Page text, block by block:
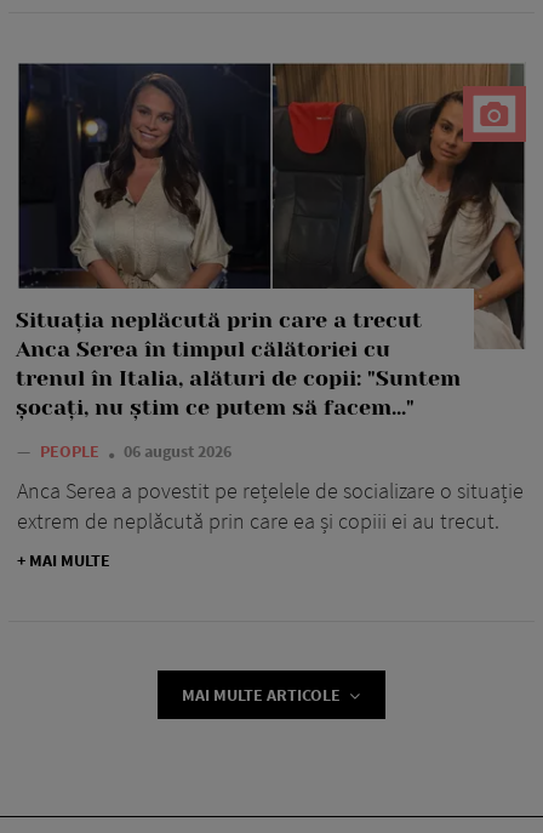
Situația neplăcută prin care a trecut
Anca Serea în timpul călătoriei cu
trenul în Italia, alături de copii: "Suntem
șocați, nu știm ce putem să facem..."
— PEOPLE 06 august 2026
Anca Serea a povestit pe rețelele de socializare o situație
extrem de neplăcută prin care ea și copiii ei au trecut.
+ MAI MULTE
MAI MULTE ARTICOLE